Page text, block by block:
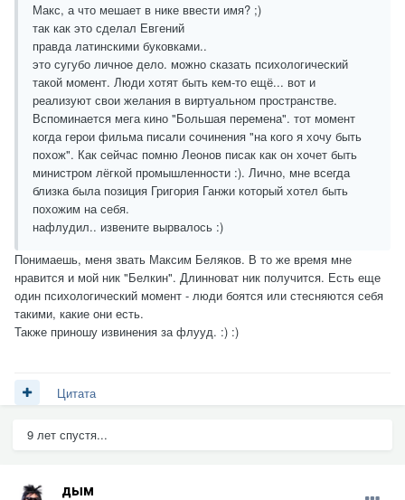
Макс, а что мешает в нике ввести имя? ;)
так как это сделал Евгений
правда латинскими буковками..
это сугубо личное дело. можно сказать психологический
такой момент. Люди хотят быть кем-то ещё... вот и
реализуют свои желания в виртуальном пространстве.
Вспоминается мега кино "Большая перемена". тот момент
когда герои фильма писали сочинения "на кого я хочу быть
похож". Как сейчас помню Леонов писак как он хочет быть
министром лёгкой промышленности :). Лично, мне всегда
близка была позиция Григория Ганжи который хотел быть
похожим на себя.
нафлудил.. извените вырвалось :)
Понимаешь, меня звать Максим Беляков. В то же время мне
нравится и мой ник "Белкин". Длинноват ник получится. Есть еще
один психологический момент - люди боятся или стесняются себя
такими, какие они есть.
Также приношу извинения за флууд. :) :)
Цитата
9 лет спустя...
дым